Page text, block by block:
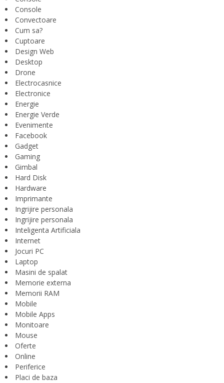
Console
Convectoare
Cum sa?
Cuptoare
Design Web
Desktop
Drone
Electrocasnice
Electronice
Energie
Energie Verde
Evenimente
Facebook
Gadget
Gaming
Gimbal
Hard Disk
Hardware
Imprimante
Ingrijire personala
Ingrijire personala
Inteligenta Artificiala
Internet
Jocuri PC
Laptop
Masini de spalat
Memorie externa
Memorii RAM
Mobile
Mobile Apps
Monitoare
Mouse
Oferte
Online
Periferice
Placi de baza